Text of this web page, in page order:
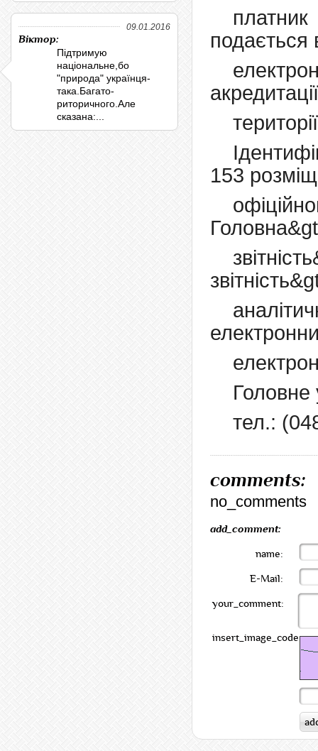
платник
подається
153
Головне
тел.:
comments:
no_comments
add_comment:
name:
E-Mail:
your_comment:
insert_image_code:
09.01.2016
Віктор:
Підтримую
національне,бо
"природа" українця-
така.Багато-
риторичного.Але
сказана:...